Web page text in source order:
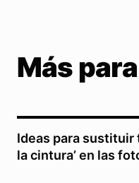
Más
Ideas para sustituir
la cintura’ en las